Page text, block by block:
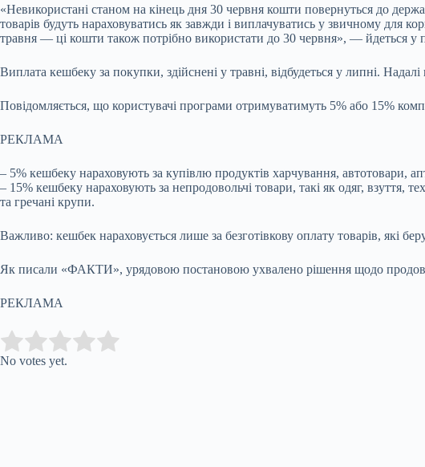
«Невикористані станом на кінець дня 30 червня кошти повернуться до
товарів будуть нараховуватись як завжди і виплачуватись у звичному для
травня — ці кошти також потрібно використати до 30 червня», — йдеться у
Виплата кешбеку за покупки, здійснені у травні, відбудеться у липні.
Повідомляється, що користувачі програми отримуватимуть 5% або 15%
РЕКЛАМА
– 5% кешбеку нараховують за купівлю продуктів харчування, автотовари,
– 15% кешбеку нараховують за непродовольчі товари, такі як одяг, взуття,
та гречані крупи.
Важливо: кешбек нараховується лише за безготівкову оплату товарів, які
Як писали «ФАКТИ», урядовою постановою ухвалено рішення щодо
РЕКЛАМА
Rate this item:
No votes yet.